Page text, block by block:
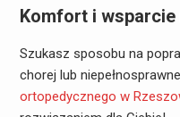
Komfort i
Szukasz sposobu na
chorej lub
ortopedycznego w